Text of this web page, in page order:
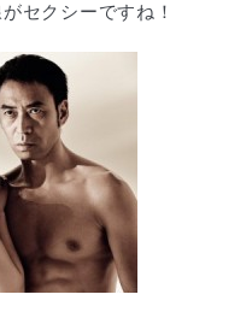
セクシーですね！